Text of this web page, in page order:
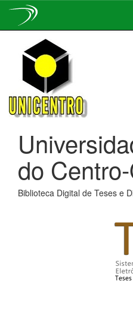
navigation
do
Biblioteca Digital de Teses e